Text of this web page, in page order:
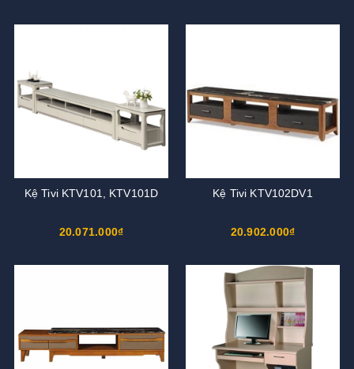
Kệ Tivi KTV101, KTV101D
20.071.000₫
Kệ Tivi KTV102DV1
20.902.000₫